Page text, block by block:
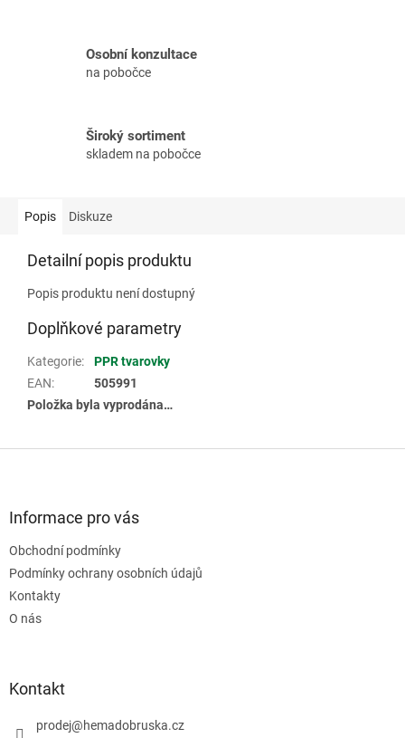
Osobní konzultace
na pobočce
Široký sortiment
skladem na pobočce
Popis Diskuze
Detailní popis produktu
Popis produktu není dostupný
Doplňkové parametry
Kategorie:
PPR tvarovky
EAN:
505991
Položka byla vyprodána…
Informace pro vás
Obchodní podmínky
Podmínky ochrany osobních údajů
Kontakty
O nás
Kontakt
prodej@hemadobruska.cz